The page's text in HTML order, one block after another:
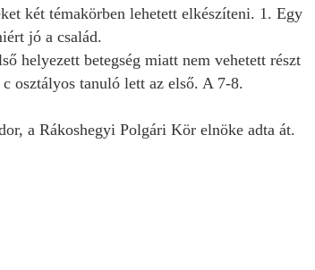
két témakörben lehetett elkészíteni. 1. Egy
jó a család.
helyezett betegség miatt nem vehetett részt
osztályos tanuló lett az első. A 7-8.
a Rákoshegyi Polgári Kör elnöke adta át.